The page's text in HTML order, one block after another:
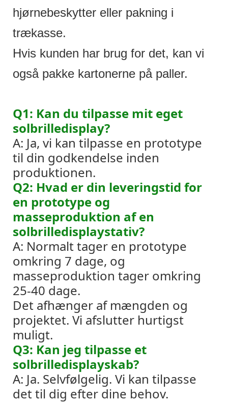
hjørnebeskytter eller pakning i
trækasse.
Hvis kunden har brug for det, kan vi
også pakke kartonerne på paller.
Q1: Kan du tilpasse mit eget
solbrilledisplay?
A: Ja, vi kan tilpasse en prototype
til din godkendelse inden
produktionen.
Q2: Hvad er din leveringstid for
en prototype og
masseproduktion af en
solbrilledisplaystativ?
A: Normalt tager en prototype
omkring 7 dage, og
masseproduktion tager omkring
25-40 dage.
Det afhænger af mængden og
projektet. Vi afslutter hurtigst
muligt.
Q3: Kan jeg tilpasse et
solbrilledisplayskab?
A: Ja. Selvfølgelig. Vi kan tilpasse
det til dig efter dine behov.